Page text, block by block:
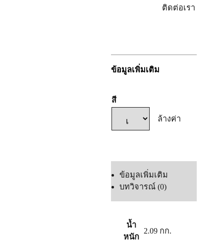
ติดต่อเรา
ข้อมูลเพิ่มเติม
สี
ล้างค่า
ข้อมูลเพิ่มเติม
บทวิจารณ์ (0)
น้ำ
หนัก
2.09 กก.